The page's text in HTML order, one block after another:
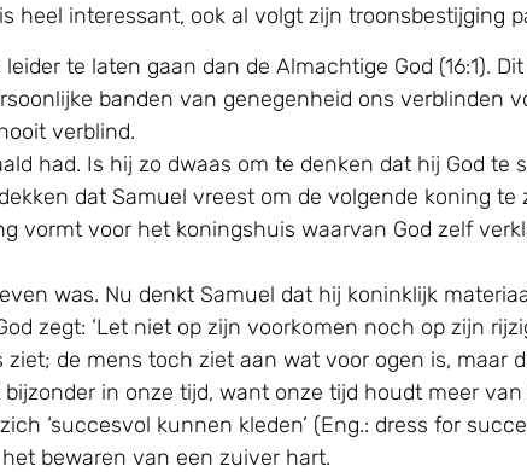
heel interessant, ook al volgt zijn troonsbestijging
te laten gaan dan de Almachtige God (16:1).
banden van genegenheid ons verblinden
verblind.
had. Is hij zo dwaas om te denken dat hij God te
dat Samuel vreest om de volgende koning te
vormt voor het koningshuis waarvan God zelf
was. Nu denkt Samuel dat hij koninklijk
zegt: ‘Let niet op zijn voorkomen noch op zijn
de mens toch ziet aan wat voor ogen is, maar
in onze tijd, want onze tijd houdt meer
‘succesvol kunnen kleden’ (Eng.: dress for
bewaren van een zuiver hart.